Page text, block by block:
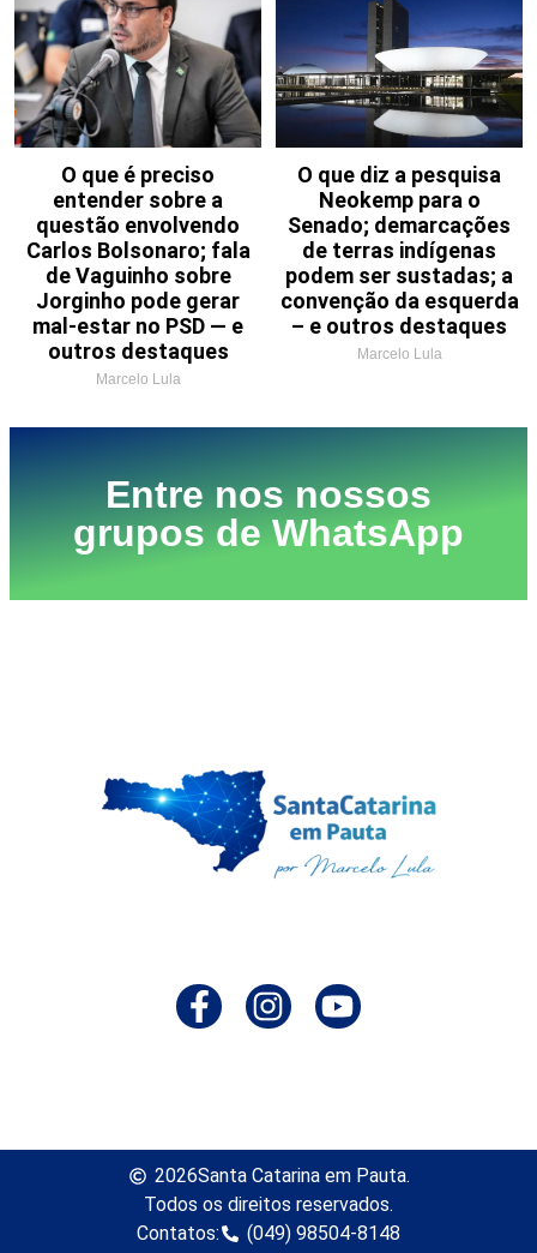
O que é preciso
entender sobre a
questão envolvendo
Carlos Bolsonaro; fala
de Vaguinho sobre
Jorginho pode gerar
mal-estar no PSD — e
outros destaques
Marcelo Lula
O que diz a pesquisa
Neokemp para o
Senado; demarcações
de terras indígenas
podem ser sustadas; a
convenção da esquerda
– e outros destaques
Marcelo Lula
Entre nos nossos
grupos de WhatsApp
2026Santa Catarina em Pauta.
Todos os direitos reservados.
Contatos:
(049) 98504-8148